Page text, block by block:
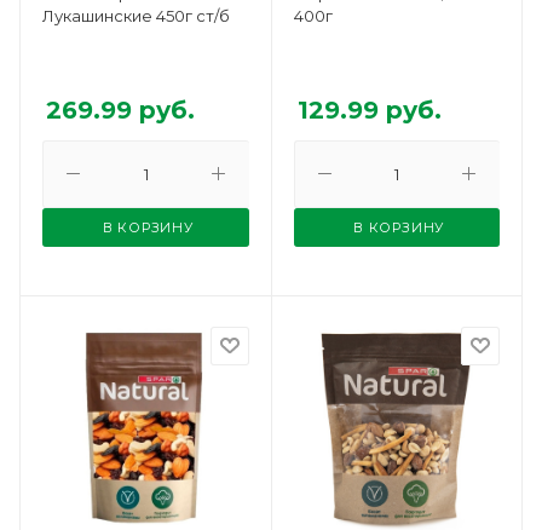
Лукашинские 450г ст/б
269.99 руб.
В КОРЗИНУ
400г
129.99руб.
В КОРЗИНУ